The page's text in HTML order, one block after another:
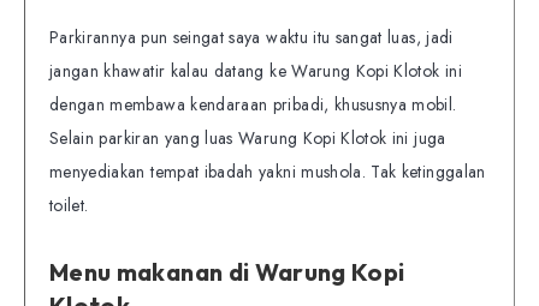
Parkirannya pun seingat saya waktu itu sangat luas, jadi
jangan khawatir kalau datang ke Warung Kopi Klotok ini
dengan membawa kendaraan pribadi, khususnya mobil.
Selain parkiran yang luas Warung Kopi Klotok ini juga
menyediakan tempat ibadah yakni mushola. Tak ketinggalan
toilet.
Menu makanan di Warung Kopi